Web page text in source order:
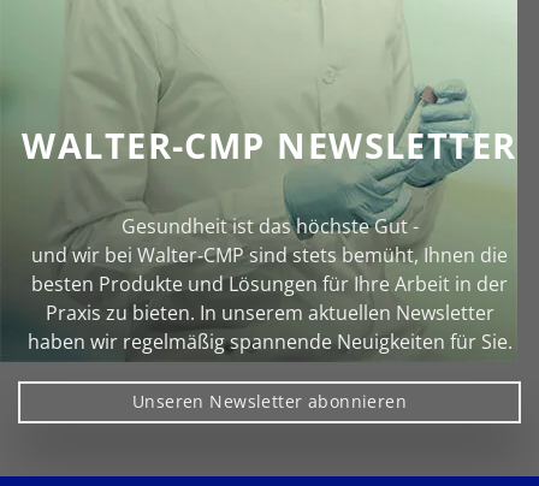
WALTER-CMP NEWSLETTER
Gesundheit ist das höchste Gut -
und wir bei Walter‑CMP sind stets bemüht, Ihnen die
besten Produkte und Lösungen für Ihre Arbeit in der
Praxis zu bieten. In unserem aktuellen Newsletter
haben wir regelmäßig spannende Neuigkeiten für Sie.
Unseren Newsletter abonnieren